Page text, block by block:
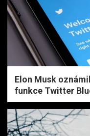
Elon Musk
funkce Twitter